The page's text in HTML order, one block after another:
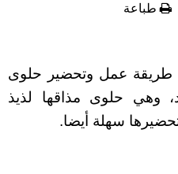
طباعة
طريقة عمل وتحضير حلوى
وهي حلوى مذاقها لذيذ
سهلة أيضا.